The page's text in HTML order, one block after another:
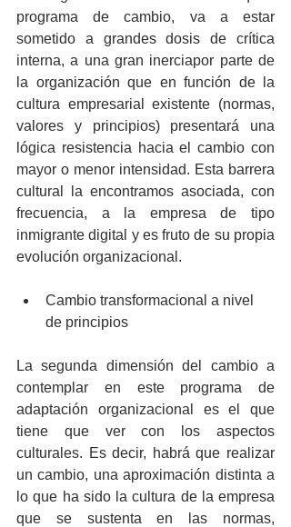
programa de cambio, va a estar
sometido a grandes dosis de crítica
interna, a una gran inerciapor parte de
la organización que en función de la
cultura empresarial existente (normas,
valores y principios) presentará una
lógica resistencia hacia el cambio con
mayor o menor intensidad. Esta barrera
cultural la encontramos asociada, con
frecuencia, a la empresa de tipo
inmigrante digital y es fruto de su propia
evolución organizacional.
Cambio transformacional a nivel
de principios
La segunda dimensión del cambio a
contemplar en este programa de
adaptación organizacional es el que
tiene que ver con los aspectos
culturales. Es decir, habrá que realizar
un cambio, una aproximación distinta a
lo que ha sido la cultura de la empresa
que se sustenta en las normas,